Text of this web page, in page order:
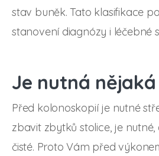
stav buněk. Tato klasifikace
stanovení diagnózy i léčebné
Je nutná
Před kolonoskopií je nutné
zbavit zbytků stolice, je
čisté. Proto Vám před